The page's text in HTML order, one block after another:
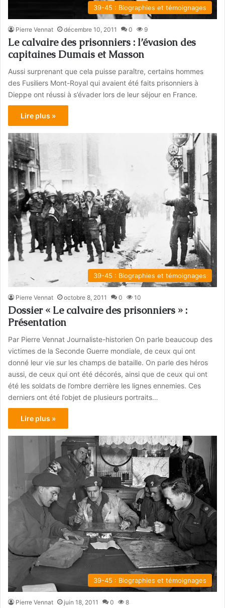
39-45 : Biographies et témoignages
Pierre Vennat décembre 10, 2011 0 9
Le calvaire des prisonniers : l’évasion des
capitaines Dumais et Masson
Aussi surprenant que cela puisse paraître, certains hommes
des Fusiliers Mont-Royal qui avaient été faits prisonniers à
Dieppe ont réussi à s’évader lors de leur séjour en France.
Lire plus »
39-45 : Biographies et témoignages
Pierre Vennat octobre 8, 2011 0 10
Dossier « Le calvaire des prisonniers » :
Présentation
Par Pierre Vennat Journaliste-historien On parle beaucoup des
victimes de la Seconde Guerre mondiale, de ceux qui ont
donné leur vie sur les champs de bataille. On parle des héros
aussi, de ceux qui ont été décorés, ainsi que de ceux qui ont
été les soldats de l’ombre derrière les lignes ennemies. Ces
derniers ont été l’objet de plusieurs portraits…
Lire plus »
39-45 : Biographies et témoignages
Pierre Vennat juin 18, 2011 0 8